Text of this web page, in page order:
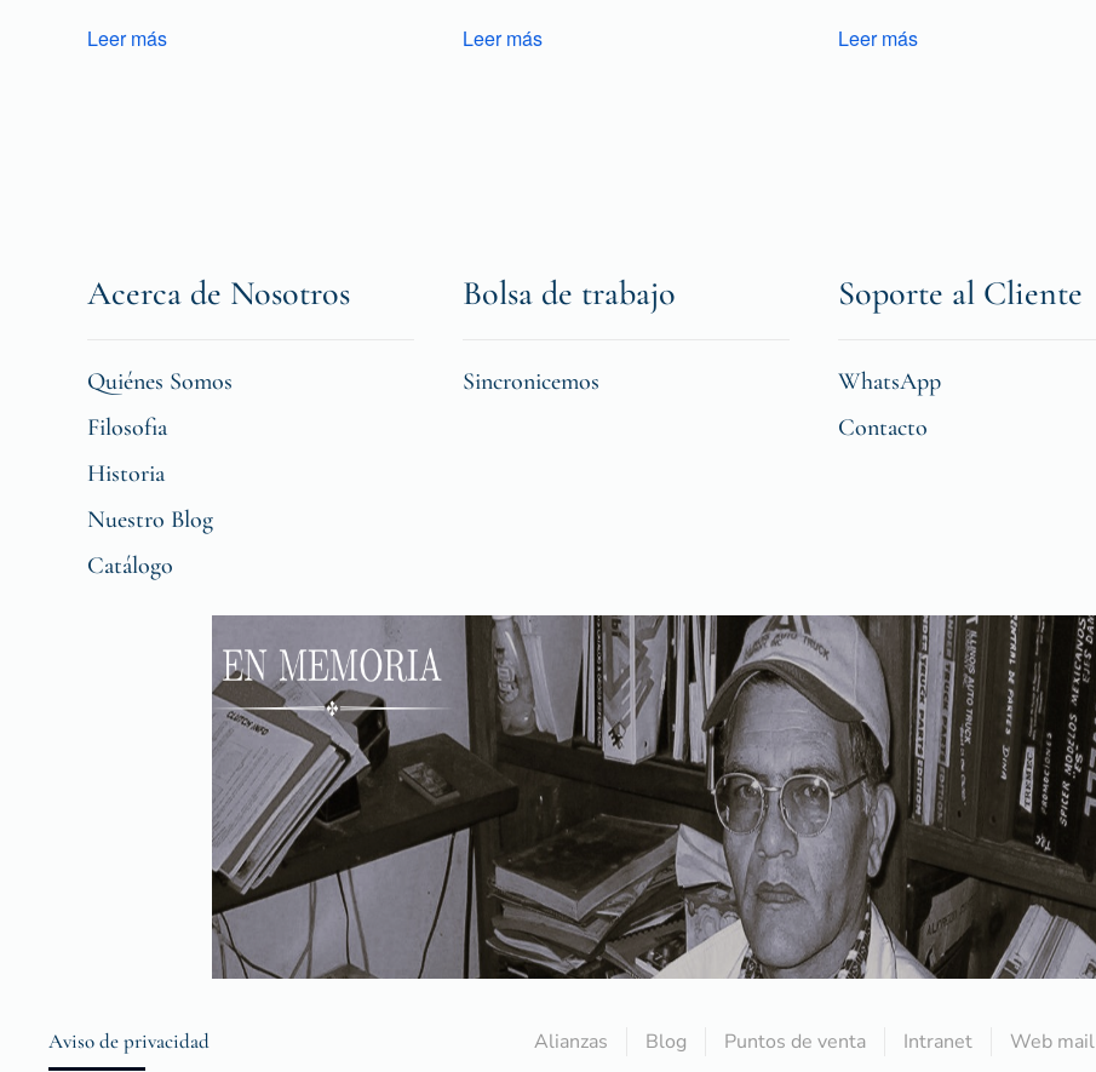
Leer más
Leer más
Leer más
Acerca de Nosotros
Quiénes Somos
Filosofia
Historia
Nuestro Blog
Catálogo
Bolsa de trabajo
Sincronicemos
Soporte al Cliente
WhatsApp
Contacto
Aviso de privacidad Alianzas Blog Puntos de venta Intranet Web mail